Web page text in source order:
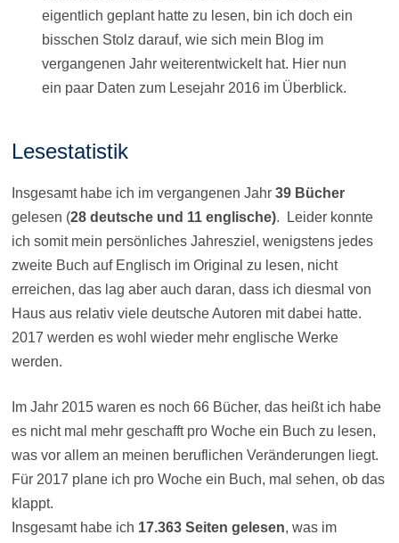
eigentlich geplant hatte zu lesen, bin ich doch ein
bisschen Stolz darauf, wie sich mein Blog im
vergangenen Jahr weiterentwickelt hat. Hier nun
ein paar Daten zum Lesejahr 2016 im Überblick.
Lesestatistik
Insgesamt habe ich im vergangenen Jahr 39 Bücher
gelesen (28 deutsche und 11 englische). Leider konnte
ich somit mein persönliches Jahresziel, wenigstens jedes
zweite Buch auf Englisch im Original zu lesen, nicht
erreichen, das lag aber auch daran, dass ich diesmal von
Haus aus relativ viele deutsche Autoren mit dabei hatte.
2017 werden es wohl wieder mehr englische Werke
werden.
Im Jahr 2015 waren es noch 66 Bücher, das heißt ich habe
es nicht mal mehr geschafft pro Woche ein Buch zu lesen,
was vor allem an meinen beruflichen Veränderungen liegt.
Für 2017 plane ich pro Woche ein Buch, mal sehen, ob das
klappt.
Insgesamt habe ich 17.363 Seiten gelesen, was im